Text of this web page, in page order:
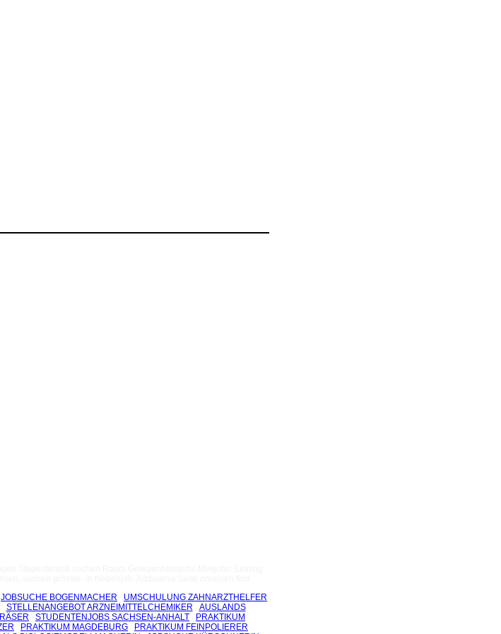
JOBSUCHE BOGENMACHER
UMSCHULUNG ZAHNARZTHELFER
STELLENANGEBOT ARZNEIMITTELCHEMIKER
AUSLANDS
STUDENTENJOBS SACHSEN-ANHALT
PRAKTIKUM
PRAKTIKUM MAGDEBURG
PRAKTIKUM FEINPOLIERER